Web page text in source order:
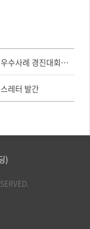
[공고]「제13회 기업가정신 교육 우수사례 경진대회」 참가자 모집(~8/14)
레터 발간
)